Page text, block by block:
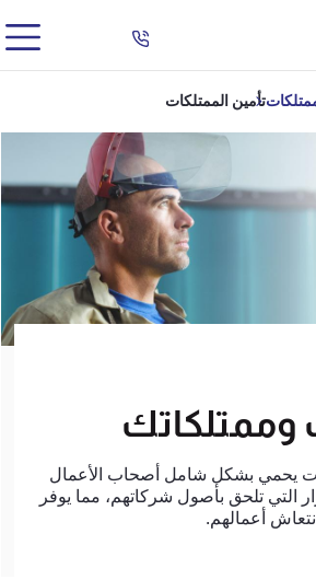
تأمين الممتلكات
وممتلكاتك
يحمي بشكل شامل أصحاب الأعمال
التي تلحق بأصول شركاتهم، مما يوفر
أعمالهم.